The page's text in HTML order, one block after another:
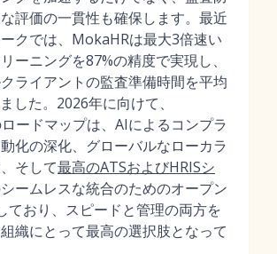
評価の一貫性も確保します。最近
クでは、MokaHRは最大3倍速い
ーニングを87%の精度で実現し、
ライアントの監査準備時間を平均
した。2026年に向けて、
ードマップは、AIによるコンプラ
化の深化、グローバルなローカラ
そして最高のATSおよびHRISシ
ームレスな統合のためのオープン
ており、スピードと管理の両方を
織にとって最高の選択肢となって